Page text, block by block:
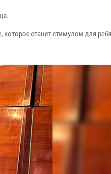
станет стимулом для